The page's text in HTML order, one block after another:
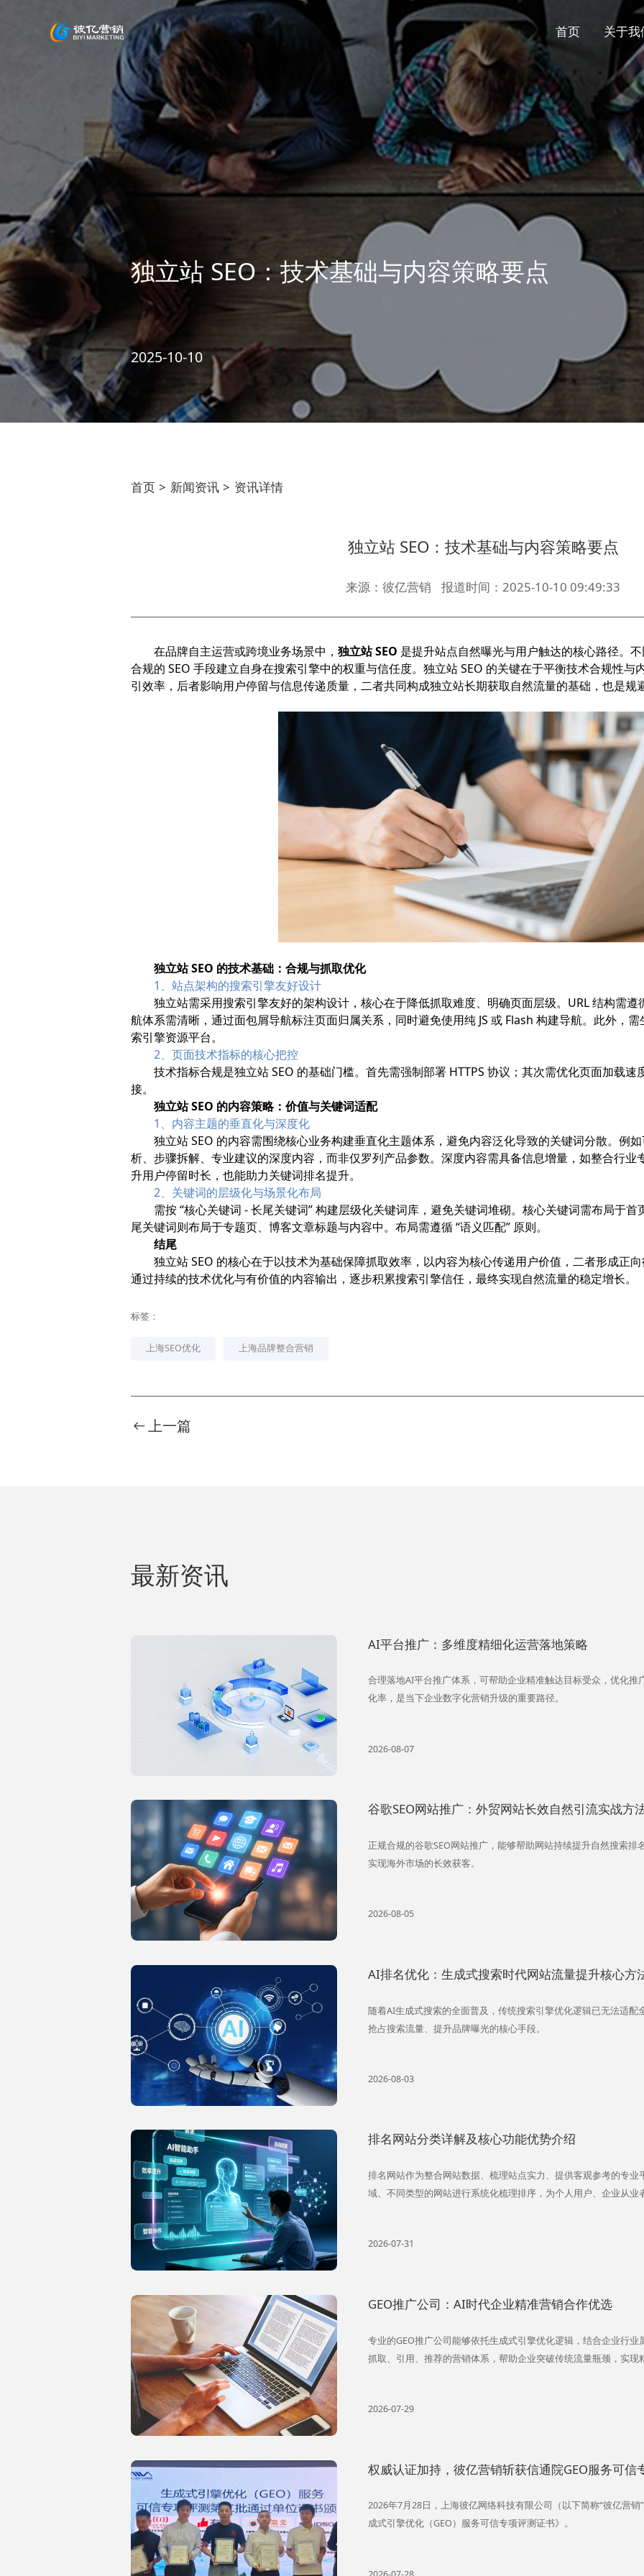
首页 关于我
独立站 SEO：技术基础与内容策略要点
2025-10-10
首页 > 新闻资讯 > 资讯详情
独立站 SEO：技术基础与内容策略要点
来源：彼亿营销 报道时间：2025-10-10 09:49:33
在品牌自主运营或跨境业务场景中， 独立站 SEO 是提升站点自然曝光与用户触达的核心路径。
合规的 SEO 手段建立自身在搜索引擎中的权重与信任度。独立站 SEO 的关键在于平衡技术合规性
引效率，后者影响用户停留与信息传递质量，二者共同构成独立站长期获取自然流量的基础，也是规
独立站 SEO 的技术基础：合规与抓取优化
1、站点架构的搜索引擎友好设计
独立站需采用搜索引擎友好的架构设计，核心在于降低抓取难度、明确页面层级。URL 结构需
航体系需清晰，通过面包屑导航标注页面归属关系，同时避免使用纯 JS 或 Flash 构建导航。此外，
索引擎资源平台。
2、页面技术指标的核心把控
技术指标合规是独立站 SEO 的基础门槛。首先需强制部署 HTTPS 协议；其次需优化页面加载
接。
独立站 SEO 的内容策略：价值与关键词适配
1、内容主题的垂直化与深度化
独立站 SEO 的内容需围绕核心业务构建垂直化主题体系，避免内容泛化导致的关键词分散。例
析、步骤拆解、专业建议的深度内容，而非仅罗列产品参数。深度内容需具备信息增量，如整合行
升用户停留时长，也能助力关键词排名提升。
2、关键词的层级化与场景化布局
需按 “核心关键词 - 长尾关键词” 构建层级化关键词库，避免关键词堆砌。核心关键词需布局于
尾关键词则布局于专题页、博客文章标题与内容中。布局需遵循 “语义匹配” 原则。
结尾
独立站 SEO 的核心在于以技术为基础保障抓取效率，以内容为核心传递用户价值，二者形成正
通过持续的技术优化与有价值的内容输出，逐步积累搜索引擎信任，最终实现自然流量的稳定增长。
标签：
上海SEO优化 上海品牌整合营销
上一篇
最新资讯
AI平台推广：多维度精细化运营落地策略
合理落地AI平台推广体系，可帮助企业精准触达目标受众，优化
化率，是当下企业数字化营销升级的重要路径。
2026-08-07
谷歌SEO网站推广：外贸网站长效自然引流实战方
正规合规的谷歌SEO网站推广，能够帮助网站持续提升自然搜索
实现海外市场的长效获客。
2026-08-05
AI排名优化：生成式搜索时代网站流量提升核心方
随着AI生成式搜索的全面普及，传统搜索引擎优化逻辑已无法适
抢占搜索流量、提升品牌曝光的核心手段。
2026-08-03
排名网站分类详解及核心功能优势介绍
排名网站作为整合网站数据、梳理站点实力、提供客观参考的专
域、不同类型的网站进行系统化梳理排序，为个人用户、企业从
2026-07-31
GEO推广公司：AI时代企业精准营销合作优选
专业的GEO推广公司能够依托生成式引擎优化逻辑，结合企业行
抓取、引用、推荐的营销体系，帮助企业突破传统流量瓶颈，实现
2026-07-29
权威认证加持，彼亿营销斩获信通院GEO服务可信
2026年7月28日，上海彼亿网络科技有限公司（以下简称“彼亿营
成式引擎优化（GEO）服务可信专项评测证书》。